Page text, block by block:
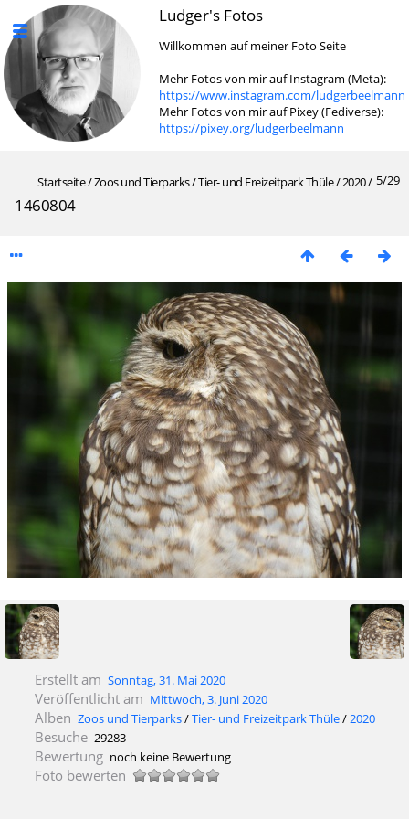
Ludger's Fotos
Willkommen auf meiner Foto Seite
Mehr Fotos von mir auf Instagram (Meta):
https://www.instagram.com/ludgerbeelmann
Mehr Fotos von mir auf Pixey (Fediverse):
https://pixey.org/ludgerbeelmann
5/29
Startseite/Zoos und Tierparks/Tier- und Freizeitpark Thüle/2020/
1460804
Erstellt am Sonntag, 31. Mai 2020
Veröffentlicht am Mittwoch, 3. Juni 2020
Alben Zoos und Tierparks/Tier- und Freizeitpark Thüle/2020
Besuche 29283
Bewertung noch keine Bewertung
Foto bewerten